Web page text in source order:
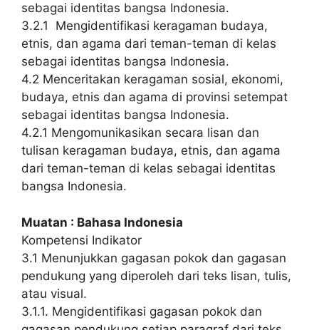
sebagai identitas bangsa Indonesia.
3.2.1 Mengidentifikasi keragaman budaya,
etnis, dan agama dari teman-teman di kelas
sebagai identitas bangsa Indonesia.
4.2 Menceritakan keragaman sosial, ekonomi,
budaya, etnis dan agama di provinsi setempat
sebagai identitas bangsa Indonesia.
4.2.1 Mengomunikasikan secara lisan dan
tulisan keragaman budaya, etnis, dan agama
dari teman-teman di kelas sebagai identitas
bangsa Indonesia.
Muatan : Bahasa Indonesia
Kompetensi Indikator
3.1 Menunjukkan gagasan pokok dan gagasan
pendukung yang diperoleh dari teks lisan, tulis,
atau visual.
3.1.1. Mengidentifikasi gagasan pokok dan